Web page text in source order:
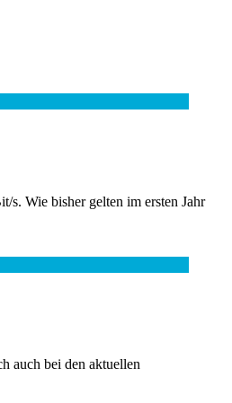
Wie bisher gelten im ersten Jahr
auch bei den aktuellen